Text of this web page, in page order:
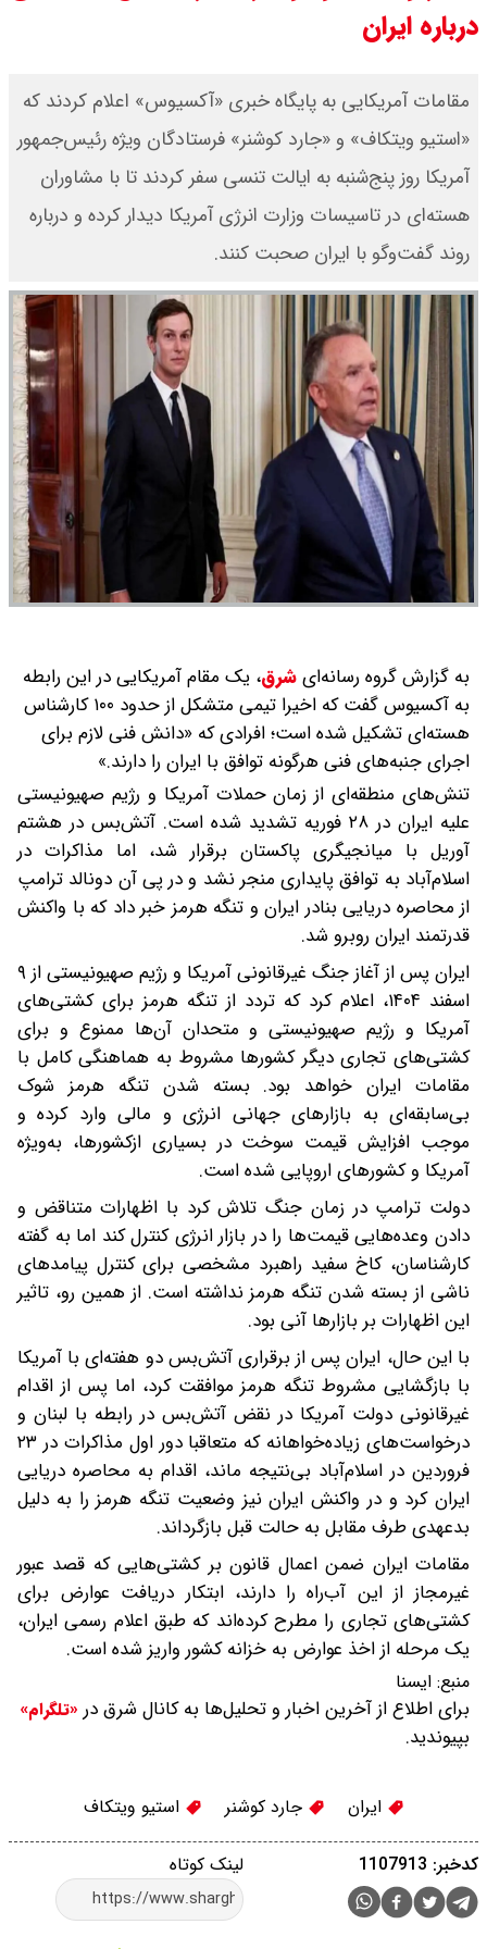
جدول
قیمت محصولات سایپا امروز جمعه ۱۶
مرداد ۱۴۰۵ / قیمت چانگان چند؟ +
قیمت محصولات ایران خودرو امروز
جمعه ۱۶ مرداد ۱۴۰۵ / قیمت پژو۲۰۷
چند؟+ جدول
درباره ایران
مقامات آمریکایی به پایگاه خبری «آکسیوس» اعلام کردند که
«استیو ویتکاف» و «جارد کوشنر» فرستادگان ویژه رئیس‌جمهور
آمریکا روز پنج‌شنبه به ایالت تنسی سفر کردند تا با مشاوران
هسته‌ای در تاسیسات وزارت انرژی آمریکا دیدار کرده و درباره
روند گفت‌وگو با ایران صحبت کنند.
به گزارش گروه رسانه‌ایشرق، یک مقام آمریکایی در این رابطه
به آکسیوس گفت که اخیرا تیمی متشکل از حدود ۱۰۰ کارشناس
هسته‌ای تشکیل شده است؛ افرادی که «دانش فنی لازم برای
اجرای جنبه‌های فنی هرگونه توافق با ایران را دارند.»
تنش‌های منطقه‌ای از زمان حملات آمریکا و رژیم صهیونیستی
علیه ایران در ۲۸ فوریه تشدید شده است. آتش‌بس در هشتم
آوریل با میانجیگری پاکستان برقرار شد، اما مذاکرات در
اسلام‌آباد به توافق پایداری منجر نشد و در پی آن دونالد ترامپ
از محاصره دریایی بنادر ایران و تنگه هرمز خبر داد که با واکنش
قدرتمند ایران روبرو شد.
ایران پس از آغاز جنگ غیرقانونی آمریکا و رژیم صهیونیستی از ۹
اسفند ۱۴۰۴، اعلام کرد که تردد از تنگه هرمز برای کشتی‌های
آمریکا و رژیم صهیونیستی و متحدان آن‌ها ممنوع و برای
کشتی‌های تجاری دیگر کشورها مشروط به هماهنگی کامل با
مقامات ایران خواهد بود. بسته شدن تنگه هرمز شوک
بی‌سابقه‌ای به بازارهای جهانی انرژی و مالی وارد کرده و
موجب افزایش قیمت سوخت در بسیاری ازکشورها، به‌ویژه
آمریکا و کشورهای اروپایی شده است.
دولت ترامپ در زمان جنگ تلاش کرد با اظهارات متناقض و
دادن وعده‌هایی قیمت‌ها را در بازار انرژی کنترل کند اما به گفته
کارشناسان، کاخ سفید راهبرد مشخصی برای کنترل پیامدهای
ناشی از بسته شدن تنگه هرمز نداشته است. از همین رو، تاثیر
این اظهارات بر بازارها آنی بود.
با این حال، ایران پس از برقراری آتش‌بس دو هفته‌ای با آمریکا
با بازگشایی مشروط تنگه هرمز موافقت کرد، اما پس از اقدام
غیرقانونی دولت آمریکا در نقض آتش‌بس در رابطه با لبنان و
درخواست‌های زیاده‌خواهانه که متعاقبا دور اول مذاکرات در ۲۳
فروردین در اسلام‌آباد بی‌نتیجه ماند، اقدام به محاصره دریایی
ایران کرد و در واکنش ایران نیز وضعیت تنگه هرمز را به دلیل
بدعهدی طرف مقابل به حالت قبل بازگرداند.
مقامات ایران ضمن اعمال قانون بر کشتی‌هایی که قصد عبور
غیرمجاز از این آب‌راه را دارند، ابتکار دریافت عوارض برای
کشتی‌های تجاری را مطرح کرده‌اند که طبق اعلام رسمی ایران،
یک مرحله از اخذ عوارض به خزانه کشور واریز شده است.
منبع: ايسنا
برای اطلاع از آخرین اخبار و تحلیل‌ها به کانال شرق در «تلگرام»
بپیوندید.
ایران جارد کوشنر استیو ویتکاف
لینک کوتاه کدخبر: 1107913